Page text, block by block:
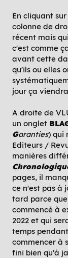
En cliquant sur
colonne de
récent mais
c'est comme
avant cette
qu'ils ou elles
jour ça
A droite de
un onglet
Garanties) qui
Editeurs /
manières
pages, il
ce n'est pas à
tard parce
commencé à
2022 et qui
temps
commencer à
fini bien qu'à